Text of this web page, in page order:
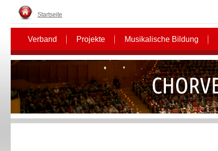
Startseite
Verband Projekte Musikalische Bildung